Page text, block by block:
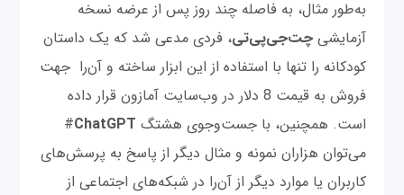
به‌طور مثال، به فاصله چند روز پس از عرضه نسخه
آزمایشیچت‌‌جی‌پی‌تی، فردی مدعی شد که یک داستان
کودکانه را تنها با استفاده از این ابزار ساخته و آن‌را جهت
فروش به قیمت 8 دلار در وب‌سایت آمازون قرار داده
است. همچنین، با جست‌وجوی هشتگ ChatGPT
#
می‌توان هزاران نمونه و مثال دیگر از پاسخ به پرسش‌های
کاربران یا موارد دیگر از آن‌را در شبکه‌های اجتماعی از